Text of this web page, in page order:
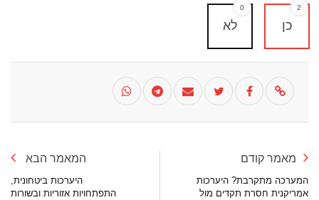
כן
2
לא
0
מאמר קודם
המערכה מתקרבת? היערכות
אמריקנית חסרת תקדים מול
המאמר הבא
היערכות ביטחונית,
התפתחויות אזוריות ובשורות